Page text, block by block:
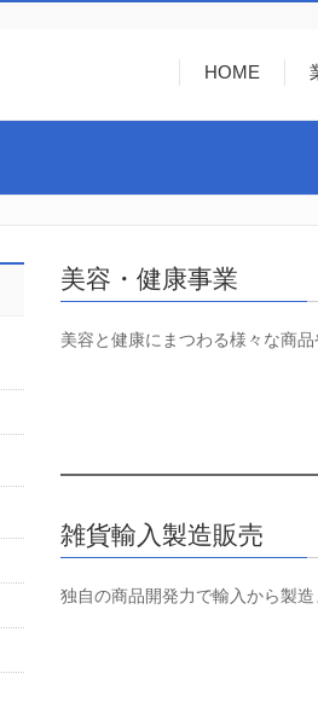
HOME
美容・健康事業
美容と健康にまつわる様々な商
雑貨輸入製造販売
独自の商品開発力で輸入から製